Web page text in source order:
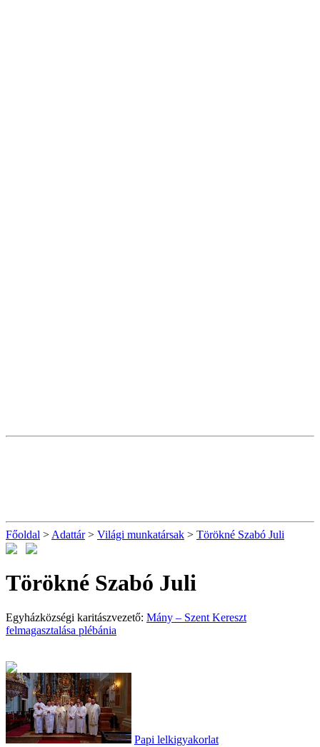
Főoldal > Adattár> Világi munkatársak > Törökné Szabó Juli
Törökné Szabó Juli
Egyházközségi karitászvezető: Mány – Szent Kereszt
felmagasztalása plébánia
Papi lelkigyakorlat